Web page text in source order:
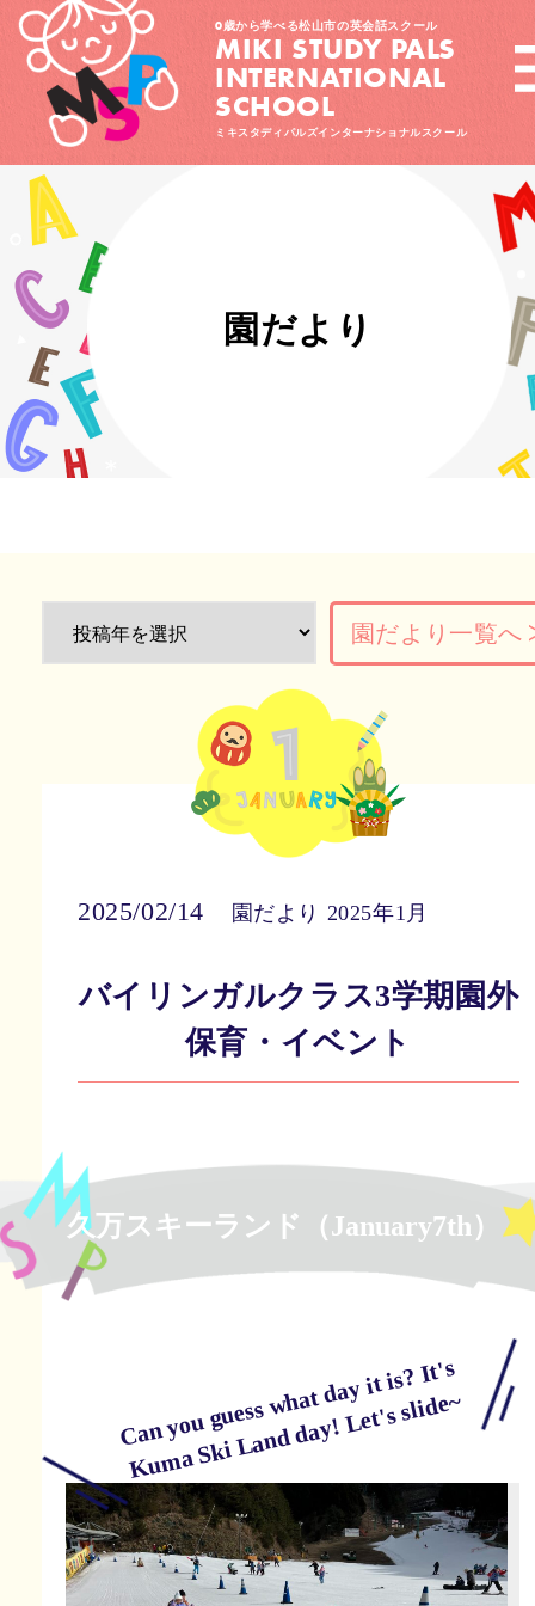
0歳から学べる松山市の英会話スクール
MIKI STUDY PALS
INTERNATIONAL
SCHOOL
ミキスタディパルズインターナショナルスクール
園だより
園だより一覧へ
2025/02/14 園だより 2025年1月
バイリンガルクラス3学期園外
保育・イベント
久万スキーランド（January7th）
C
a
n
y
o
u
g
uess
w
h
at
d
a
y it is
? It's
K
u
m
a
S
ki
L
a
n
d
d
a
y!
Let's sli
de
~